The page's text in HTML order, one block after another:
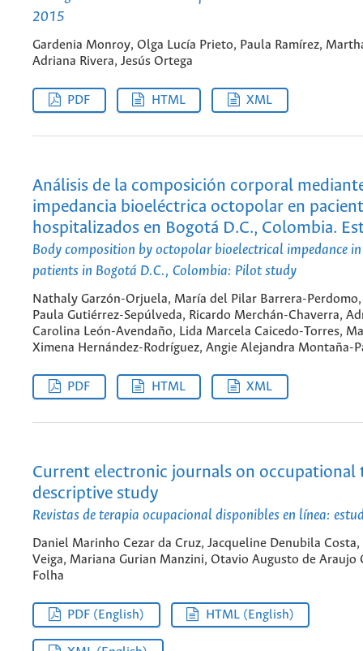
2015
Gardenia Monroy, Olga Lucía Prieto, Paula Ramírez,
Adriana Rivera, Jesús Ortega
PDF HTML XML
Análisis de la composición corporal
impedancia bioeléctrica octopolar en
hospitalizados en Bogotá D.C., Colombia.
Body composition by octopolar bioelectrical impedance
patients in Bogotá D.C., Colombia: Pilot study
Nathaly Garzón-Orjuela, María del Pilar Barrera-
Paula Gutiérrez-Sepúlveda, Ricardo Merchán-Chaverra,
Carolina León-Avendaño, Lida Marcela Caicedo-Torres,
Ximena Hernández-Rodríguez, Angie Alejandra Montaña-
PDF HTML XML
Current electronic journals on occupational
descriptive study
Revistas de terapia ocupacional disponibles en línea:
Daniel Marinho Cezar da Cruz, Jacqueline Denubila Costa,
Veiga, Mariana Gurian Manzini, Otavio Augusto de Araujo
Folha
PDF (English) HTML (English)